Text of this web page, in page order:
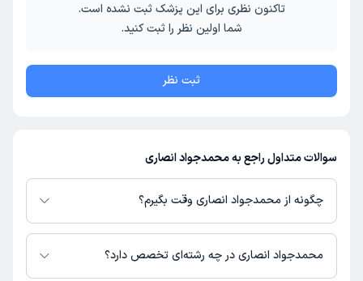
تاکنون نظری برای این پزشک ثبت نشده است.
شما اولین نظر را ثبت کنید.
ثبت نظر
سوالات متداول راجع به محمدجواد انصاری
چگونه از محمدجواد انصاری وقت بگیرم؟
در صورتی کهمحمدجواد انصاریدارای پروفایل فعال و نوبت‌دهی باز در پلتفرم
دکترتو باشند، می‌توانید از طریق این پلتفرم برای دریافت نوبت اقدام کنید. در
محمدجواد انصاری در چه رشته‌ای تخصص دارد؟